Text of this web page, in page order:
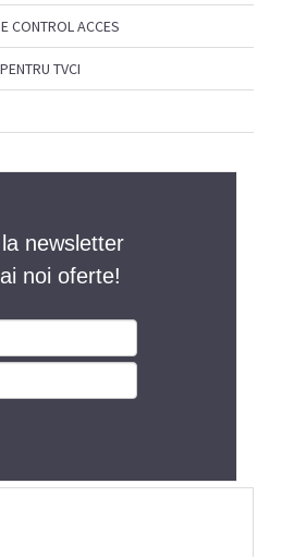
CONTROL ACCES
TVCI
newsletter
noi oferte!